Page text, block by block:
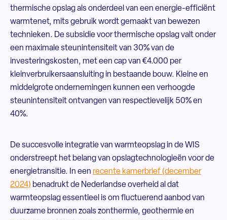
thermische opslag als onderdeel van een energie-efficiënt
warmtenet, mits gebruik wordt gemaakt van bewezen
technieken. De subsidie voor thermische opslag valt onder
een maximale steunintensiteit van 30% van de
investeringskosten, met een cap van €4.000 per
kleinverbruikersaansluiting in bestaande bouw. Kleine en
middelgrote ondernemingen kunnen een verhoogde
steunintensiteit ontvangen van respectievelijk 50% en
40%.
De succesvolle integratie van warmteopslag in de WIS
onderstreept het belang van opslagtechnologieën voor de
energietransitie. In een recente kamerbrief (december
2024) benadrukt de Nederlandse overheid al dat
warmteopslag essentieel is om fluctuerend aanbod van
duurzame bronnen zoals zonthermie, geothermie en